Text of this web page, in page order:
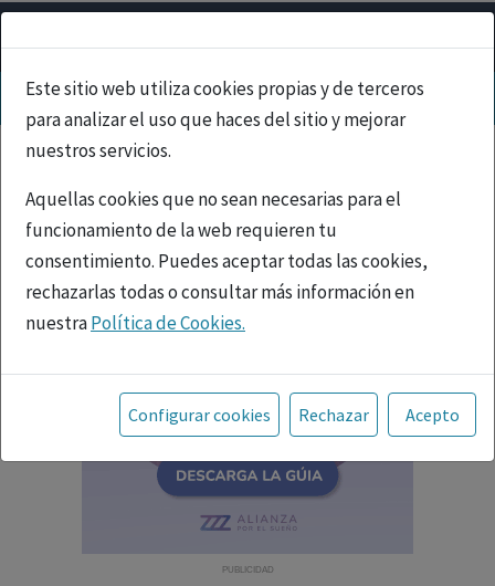
Este sitio web utiliza cookies propias y de terceros
para analizar el uso que haces del sitio y mejorar
nuestros servicios.
Aquellas cookies que no sean necesarias para el
funcionamiento de la web requieren tu
consentimiento. Puedes aceptar todas las cookies,
rechazarlas todas o consultar más información en
nuestraPolítica de Cookies.
Toda la información incluida en la Página Web está
referida a productos del mercado español y, por
tanto, dirigida a profesionales sanitarios legalmente
facultados para prescribir o dispensar medicamentos
con ejercicio profesional. La información técnica de los
fármacos se facilita a título meramente informativo,
Configurar cookies Rechazar Acepto
PUBLICIDAD